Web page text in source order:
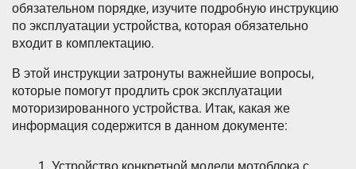
обязательном порядке, изучите подробную инструкцию
по эксплуатации устройства, которая обязательно
входит в комплектацию.
В этой инструкции затронуты важнейшие вопросы,
которые помогут продлить срок эксплуатации
моторизированного устройства. Итак, какая же
информация содержится в данном документе: